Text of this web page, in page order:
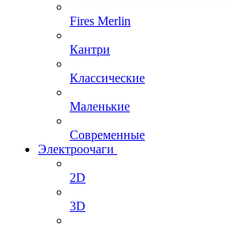
Fires Merlin
Кантри
Классические
Маленькие
Современные
Электроочаги
2D
3D